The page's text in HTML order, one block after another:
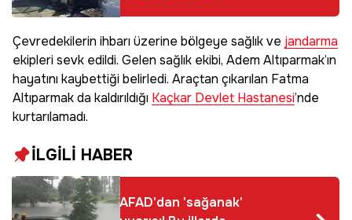
yaralandı
Çevredekilerin ihbarı üzerine bölgeye sağlık ve jandarma
ekipleri sevk edildi. Gelen sağlık ekibi, Adem Altıparmak’ın
hayatını kaybettiği belirledi. Araçtan çıkarılan Fatma
Altıparmak da kaldırıldığı Kaçkar Devlet Hastanesi’nde
kurtarılamadı.
İLGİLİ HABER
AFAD'dan 'sağanak'